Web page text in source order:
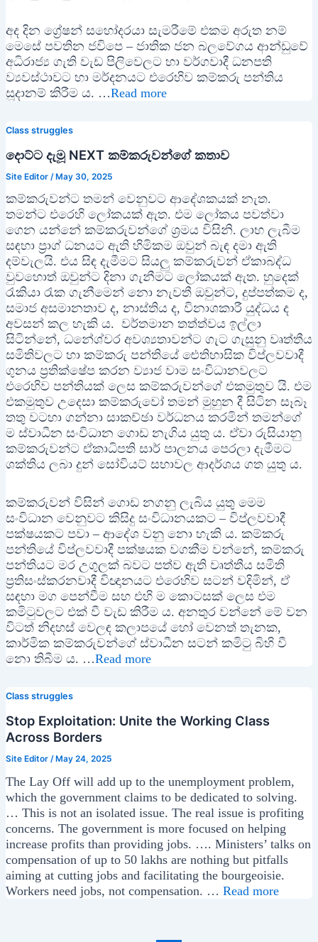
අද දින ග්‍රේෂන් සහෝදරයා සැමරීමේ එකම අරුත නම්
මෙසේ පවතින ජවිපෙ – ජාතික ජන බලවේගය ආන්ඩුවේ
අධිරාජ්‍ය ගැති වැඩ පිලිවෙලට හා වර්ගවාදී ධනපති
ව්‍යවස්ථාවට හා මර්දනයට එරෙහිව කම්කරු පන්තිය
සූදානම් කිරීම ය. …Read more
Class struggles
දොට්ට දැමූ NEXT කම්කරුවන්ගේ කතාව
Site Editor /May 30, 2025
කම්කරුවන්ට තමන් වෙනුවට ආදේශකයක් නැත.
තමන්ට එරෙහි ලෝකයක් ඇත. එම ලෝකය පවත්වා
ගෙන යන්නේ කම්කරුවන්ගේ ශ්‍රමය විසිනි. ලාභ ලැබීම
සඳහා ප්‍රාග් ධනයට ඇති හිමිකම ඔවුන් බැඳ දමා ඇති
දම්වැලයි. එය සිඳ දැමීමට සියලු කම්කරුවන් ඒකාබද්ධ
වුවහොත් ඔවුන්ට දිනා ගැනීමට ලෝකයක් ඇත. හුදෙක්
රැකියා රැක ගැනීමෙන් නො නැවතී ඔවුන්ට, දුප්පත්කම ද,
සමාජ අසමානතාව ද, නාස්තිය ද, විනාශකාරී යුද්ධය ද
අවසන් කල හැකි ය. වර්තමාන තත්ත්වය ඉල්ලා
සිටින්නේ, ධනේශ්වර අවශ්‍යතාවන්ට ගැට ගැසුනු වෘත්තීය
සමිතිවලට හා කම්කරු පන්තියේ ඓතිහාසික විප්ලවවාදී
ගුනය ප්‍රතික්ෂේප කරන ව්‍යාජ වාම සංවිධානවලට
එරෙහිව පන්තියක් ලෙස කම්කරුවන්ගේ එකමුතුව යි. එම
එකමුතුව උදෙසා කම්කරුවෝ තමන් මුහුන දී සිටින සෑබෑ
තතු වටහා ගන්නා සාකච්ඡා වර්ධනය කරමින් තමන්ගේ
ම ස්වාධීන සංවිධාන ගොඩ නැගිය යුතු ය. ඒවා රුසියානු
කම්කරුවන්ට ඒකාධිපති සාර් පාලනය පෙරලා දැමීමට
ශක්තිය ලබා දුන් සෝවියට් සභාවල ආදර්ශය ගත යුතු ය.
කම්කරුවන් විසින් ගොඩ නගනු ලැබිය යුතු මෙම
සංවිධාන වෙනුවට කිසිදු සංවිධානයකට – විප්ලවවාදී
පක්ෂයකට පවා – ආදේශ වනු නො හැකි ය. කම්කරු
පන්තියේ විප්ලවවාදී පක්ෂයක වගකීම වන්නේ, කම්කරු
පන්තියට මර උගුලක් බවට පත්ව ඇති වෘත්තීය සමිති
ප්‍රතිසංස්කරනවාදී විඥානයට එරෙහිව සටන් වදිමින්, ඒ
සඳහා මග පෙන්වීම සහ එහි ම කොටසක් ලෙස එම
කමිටුවලට එක් වී වැඩ කිරීම ය. අනතුර වන්නේ මේ වන
විටත් නිදහස් වෙලඳ කලාපයේ හෝ වෙනත් තැනක,
කාර්මික කම්කරුවන්ගේ ස්වාධීන සටන් කමිටු බිහි වී
නො තිබීම ය. …Read more
Class struggles
Stop Exploitation: Unite the Working Class
Across Borders
Site Editor / May 24, 2025
The Lay Off will add up to the unemployment problem,
which the government claims to be dedicated to solving.
… This is not an isolated issue. The real issue is profiting
concerns. The government is more focused on helping
increase profits than providing jobs. …. Ministers’ talks on
compensation of up to 50 lakhs are nothing but pitfalls
aiming at cutting jobs and facilitating the bourgeoisie.
Workers need jobs, not compensation. … Read more